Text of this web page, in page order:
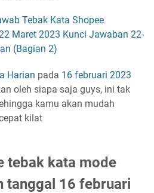
Tebak Kata Shopee
Maret 2023 Kunci Jawaban 22-
(Bagian 2)
Harian pada 16 februari 2023
oleh siapa saja guys, ini tak
kamu akan mudah
kilat
tebak kata mode
tanggal 16 februari